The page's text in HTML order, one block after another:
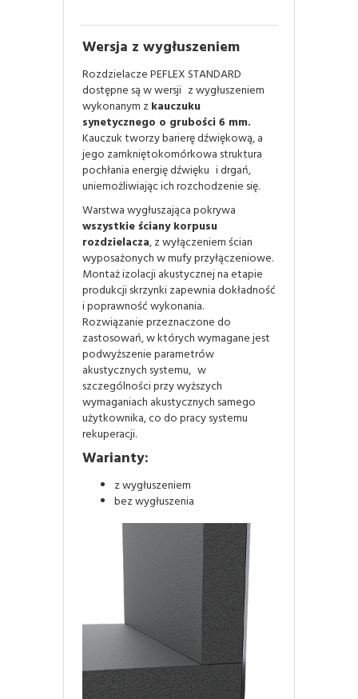
Wersja z wygłuszeniem
Rozdzielacze PEFLEX STANDARD
dostępne są w wersji z wygłuszeniem
wykonanym zkauczuku
synetycznego o grubości 6 mm.
Kauczuk tworzy barierę dźwiękową, a
jego zamkniętokomórkowa struktura
pochłania energię dźwięku i drgań,
uniemożliwiając ich rozchodzenie się.
Warstwa wygłuszająca pokrywa
wszystkie ściany korpusu
rozdzielacza, z wyłączeniem ścian
wyposażonych w mufy przyłączeniowe.
Montaż izolacji akustycznej na etapie
produkcji skrzynki zapewnia dokładność
i poprawność wykonania.
Rozwiązanie przeznaczone do
zastosowań, w których wymagane jest
podwyższenie parametrów
akustycznych systemu, w
szczególności przy wyższych
wymaganiach akustycznych samego
użytkownika, co do pracy systemu
rekuperacji.
Warianty:
z wygłuszeniem
bez wygłuszenia